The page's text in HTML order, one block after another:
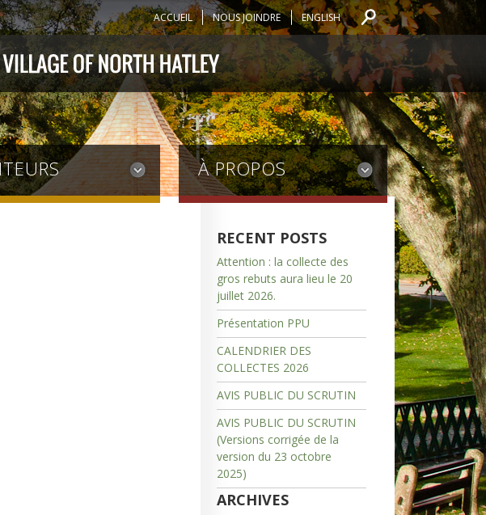
ACCUEIL NOUS JOINDRE ENGLISH
À PROPOS
RECENT POSTS
Attention : la collecte des
gros rebuts aura lieu le 20
juillet 2026.
Présentation PPU
CALENDRIER DES
COLLECTES 2026
AVIS PUBLIC DU SCRUTIN
AVIS PUBLIC DU SCRUTIN
(Versions corrigée de la
version du 23 octobre
2025)
ARCHIVES